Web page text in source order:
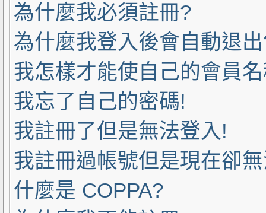
為什麼我必須註冊?
為什麼我登入後會自動退
我怎樣才能使自己的會員
我忘了自己的密碼!
我註冊了但是無法登入!
我註冊過帳號但是現在卻
什麼是 COPPA?